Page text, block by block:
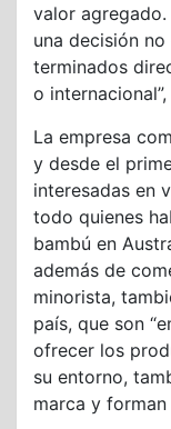
valor
una decisión
terminados
o internacional”,
La empresa
y desde el
interesadas en
todo quienes
bambú en
además de
minorista,
país, que son
ofrecer los
su entorno,
marca y